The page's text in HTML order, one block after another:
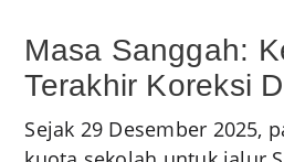
Masa Sanggah:
Terakhir Koreksi
Sejak 29 Desember 2025,